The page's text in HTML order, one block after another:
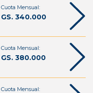
Cuota Mensual:
GS. 340.000
Cuota Mensual:
GS. 380.000
Cuota Mensual: